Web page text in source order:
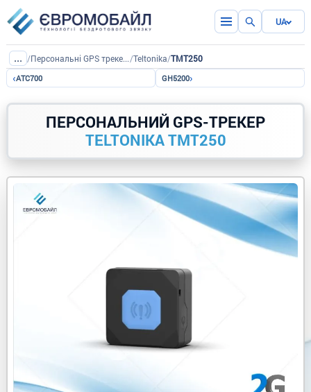
UA
... / Персональні GPS трекери/Teltonika/TMT250
‹АTC700 GH5200›
ПЕРСОНАЛЬНИЙ GPS-ТРЕКЕР
TELTONIKA TMT250